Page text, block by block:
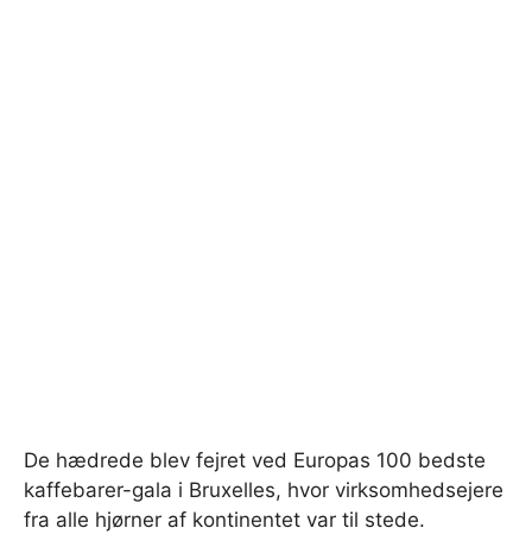
De hædrede blev fejret ved Europas 100 bedste
kaffebarer-gala i Bruxelles, hvor virksomhedsejere
fra alle hjørner af kontinentet var til stede.